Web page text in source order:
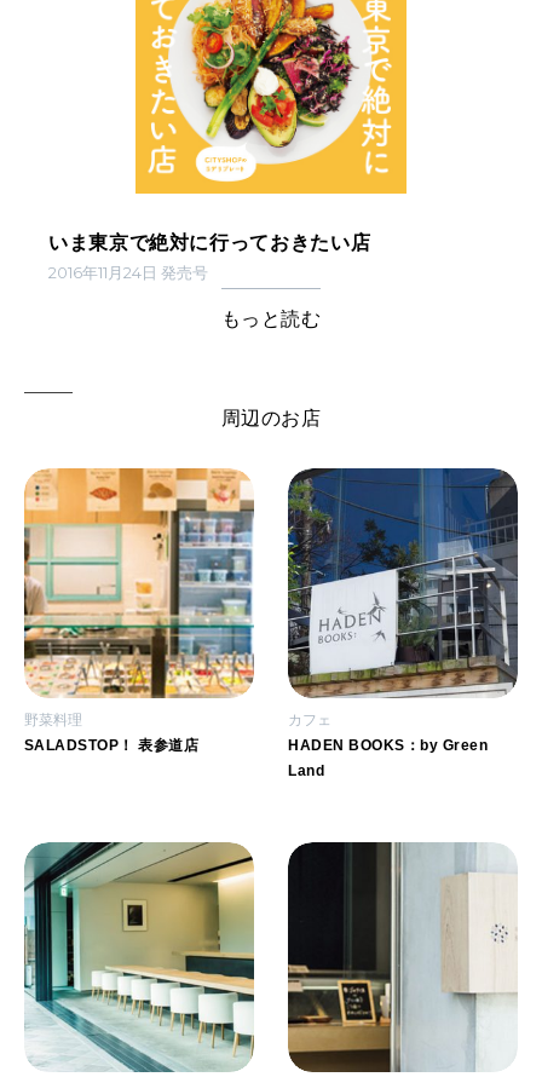
いま東京で絶対に行っておきたい店
2016年11月24日 発売号
もっと読む
周辺のお店
野菜料理
SALADSTOP！ 表参道店
カフェ
HADEN BOOKS：by Green
Land